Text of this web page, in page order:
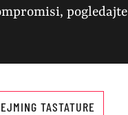
pogledajte
TASTATURE